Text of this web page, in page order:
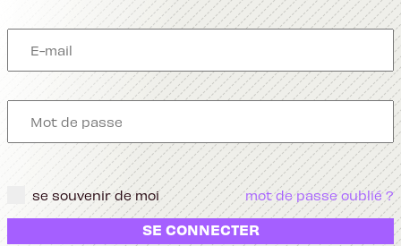
se souvenir de moi mot de passe oublié ?
SE CONNECTER